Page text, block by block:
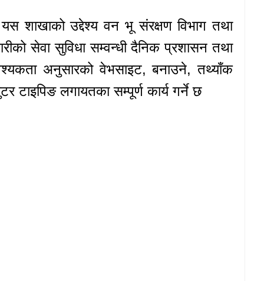
शाखाको उद्देश्य वन भू संरक्षण विभाग तथा
सेवा सुविधा सम्वन्धी दैनिक प्रशासन तथा
अनुसारको वेभसाइट, बनाउने, तथ्याँक
टाइपिङ लगायतका सम्पूर्ण कार्य गर्ने छ